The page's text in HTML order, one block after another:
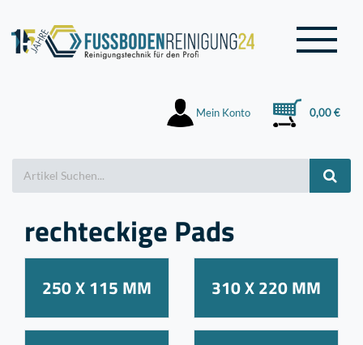
Mein Konto 0,00 €
rechteckige Pads
250 X 115 MM 310 X 220 MM